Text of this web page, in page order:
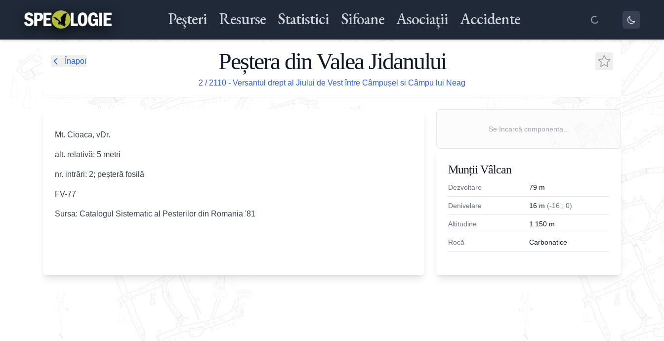
Peșteri Resurse Statistici Sifoane Asociații Accidente
Înapoi Peștera din Valea Jidanului
2 / 2110 - Versantul drept al Jiului de Vest între Câmpușel si Câmpu lui Neag
Mt. Cioaca, vDr.
alt. relativă: 5 metri
nr. intrări: 2; peșteră fosilă
FV-77
Sursa: Catalogul Sistematic al Pesterilor din Romania '81
Se încarcă componenta...
Munții Vâlcan
Dezvoltare 79 m
Denivelare 16 m (-16 ; 0)
Altitudine 1.150 m
Rocă Carbonatice